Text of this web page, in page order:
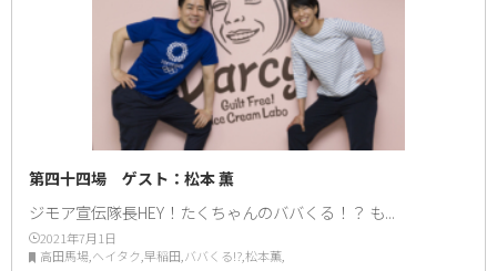
第四十四場 ゲスト：松本 薫
ジモア宣伝隊長HEY！たくちゃんのババくる！？ も...
2021年7月1日
高田馬場,ヘイタク,早稲田,ババくる!?,松本薫,